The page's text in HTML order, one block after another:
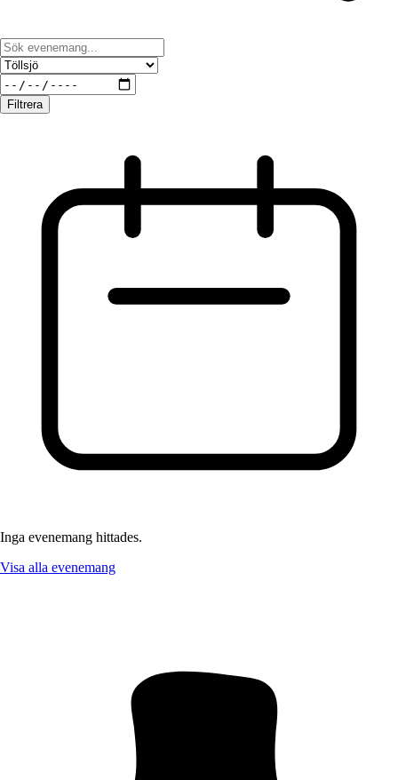
Filtrera
Inga evenemang hittades.
Visa alla evenemang